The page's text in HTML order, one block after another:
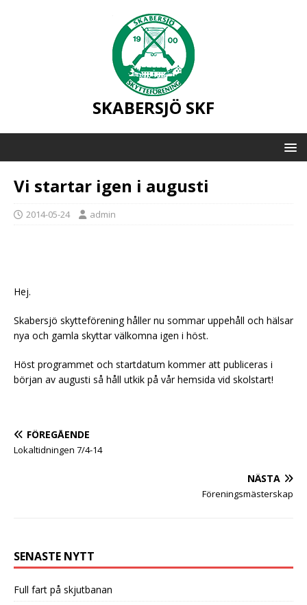
SKABERSJÖ SKF
Vi startar igen i augusti
2014-05-24 admin
Hej.
Skabersjö skytteförening håller nu sommar uppehåll och hälsar
nya och gamla skyttar välkomna igen i höst.
Höst programmet och startdatum kommer att publiceras i
början av augusti så håll utkik på vår hemsida vid skolstart!
FÖREGÅENDE
Lokaltidningen 7/4-14
NÄSTA
Föreningsmästerskap
SENASTE NYTT
Full fart på skjutbanan